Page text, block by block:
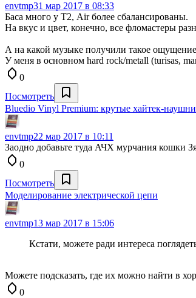
envtmp31 мар 2017 в 08:33
Баса много у Т2, Air более сбалансированы.
На вкус и цвет, конечно, все фломастеры
А на какой музыке получили такое
У меня в основном hard rock/metall (turisas,
0
Посмотреть
Bluedio Vinyl Premium: крутые хайтек-
envtmp22 мар 2017 в 10:11
Заодно добавьте туда АЧХ мурчания кошки
0
Посмотреть
Моделирование электрической цепи
envtmp13 мар 2017 в 15:06
Кстати, можете ради интереса
Можете подсказать, где их можно найти в
0